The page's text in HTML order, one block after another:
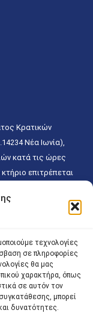
τεχνολογίες
σε πληροφορίες
θα μας
χαρακτήρα, όπως
σε αυτόν τον
μπορεί
δυνατότητες.
Κρατικών
Νέα Ιωνία),
κατά τις ώρες
επιτρέπεται
ή άλλο
γραφείο του
βάσει των
συνωστισμού
αναμονής του
κατόπιν